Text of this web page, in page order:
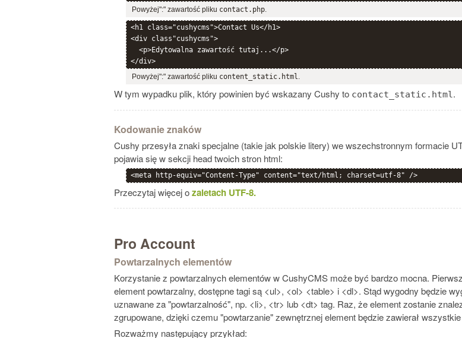
Powyżej":" zawartość pliku contact.php.
<h1 class="cushycms">Contact Us</h1>
<div class"cushycms">
  <p>Edytowalna zawartość tutaj...</p>
Powyżej":" zawartość pliku content_static.html.
W tym wypadku plik, który powinien być wskazany Cushy to contact_static.html.
Kodowanie znaków
Cushy przesyła znaki specjalne (takie jak polskie litery) we wszechstronnym formacie
pojawia się w sekcji head twoich stron html:
<meta http-equiv="Content-Type" content="text/html; charset=utf-8" />
Przeczytaj więcej ozaletach UTF-8.
Pro Account
Powtarzalnych elementów
Korzystanie z powtarzalnych elementów w CushyCMS może być bardzo mocna.
element powtarzalny, dostępne tagi są <ul>, <ol> <table> i <dl>. Stąd wygodny będzie
uznawane za "powtarzalność", np. <li>, <tr> lub <dt> tag. Raz, że element zostanie
zgrupowane, dzięki czemu "powtarzanie" zewnętrznej element będzie zawierał
Rozważmy następujący przykład: